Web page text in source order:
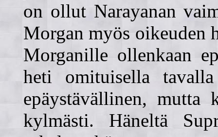
on ollut Narayanan
Morgan myös oikeuden
Morganille ollenkaan
heti omituisella
epäystävällinen, mutta
kylmästi. Häneltä